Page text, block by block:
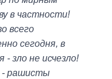
в частности!
всего
сегодня, в
зло не исчезло!
- рашисты